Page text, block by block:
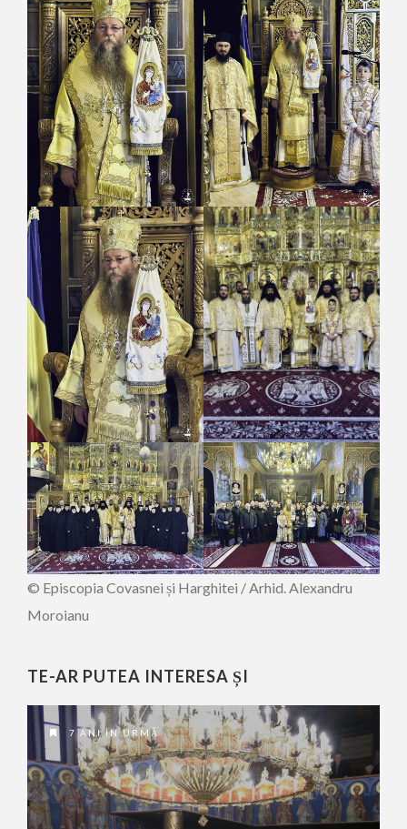
© Episcopia Covasnei și Harghitei / Arhid. Alexandru
Moroianu
TE-AR PUTEA INTERESA ȘI
7 ANI ÎN URMĂ